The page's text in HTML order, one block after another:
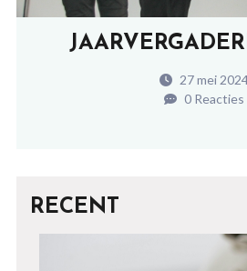
27 mei
0 Reacties
RECENT